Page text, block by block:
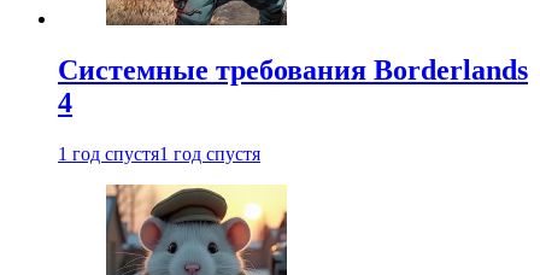
Системные требования Borderlands
4
1 год спустя1 год спустя